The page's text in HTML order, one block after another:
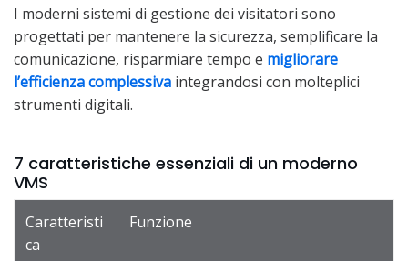
I moderni sistemi di gestione dei visitatori sono
progettati per mantenere la sicurezza, semplificare la
comunicazione, risparmiare tempo e migliorare
l’efficienza complessiva integrandosi con molteplici
strumenti digitali.
7 caratteristiche essenziali di un moderno
VMS
Caratteristi
ca
Funzione